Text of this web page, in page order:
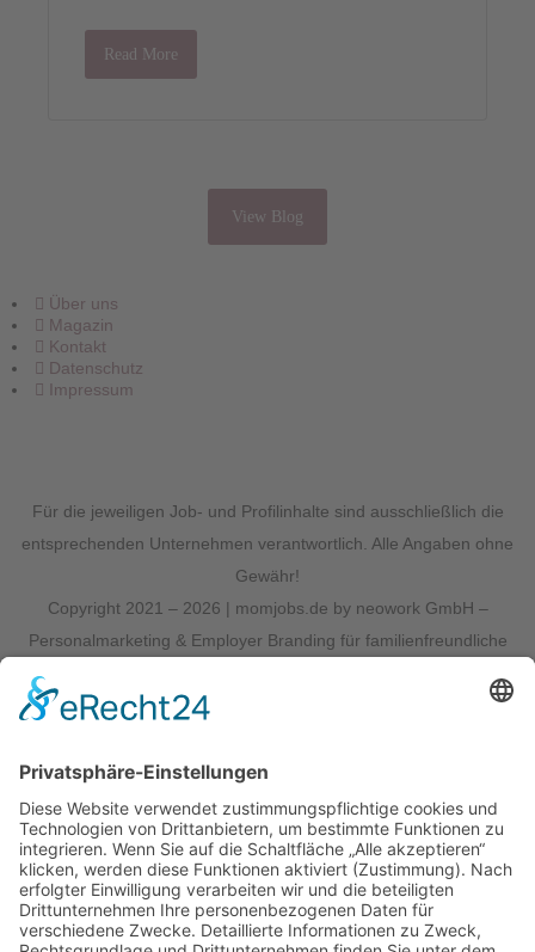
Read More
View Blog
Über uns
Magazin
Kontakt
Datenschutz
Impressum
Für die jeweiligen Job- und Profilinhalte sind ausschließlich die
entsprechenden Unternehmen verantwortlich. Alle Angaben ohne
Gewähr!
Copyright 2021 – 2026 | momjobs.de by neowork GmbH –
Personalmarketing & Employer Branding für familienfreundliche